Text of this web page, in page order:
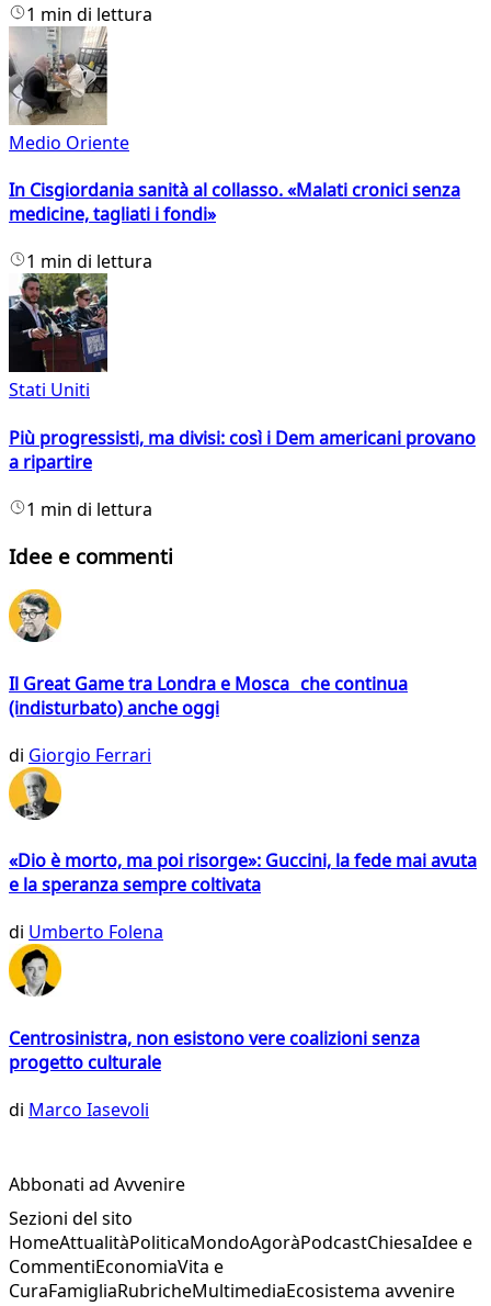
1 min di lettura
Medio Oriente
In Cisgiordania sanità al collasso. «Malati cronici senza
medicine, tagliati i fondi»
1 min di lettura
Stati Uniti
Più progressisti, ma divisi: così i Dem americani provano
a ripartire
1 min di lettura
Idee e commenti
Il Great Game tra Londra e Mosca che continua
(indisturbato) anche oggi
di Giorgio Ferrari
«Dio è morto, ma poi risorge»: Guccini, la fede mai avuta
e la speranza sempre coltivata
di Umberto Folena
Centrosinistra, non esistono vere coalizioni senza
progetto culturale
di Marco Iasevoli
Abbonati ad Avvenire
Sezioni del sito
HomeAttualitàPoliticaMondoAgoràPodcastChiesaIdee e
CommentiEconomiaVita e
CuraFamigliaRubricheMultimediaEcosistema avvenire